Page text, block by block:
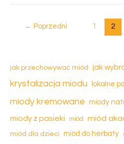
← Poprzedni 1 2
jak przechowywać miód jak
krystalizacja miodu lokalne
miody kremowane miody
miody z pasieki miód miód
miód dla dzieci miód do herbaty